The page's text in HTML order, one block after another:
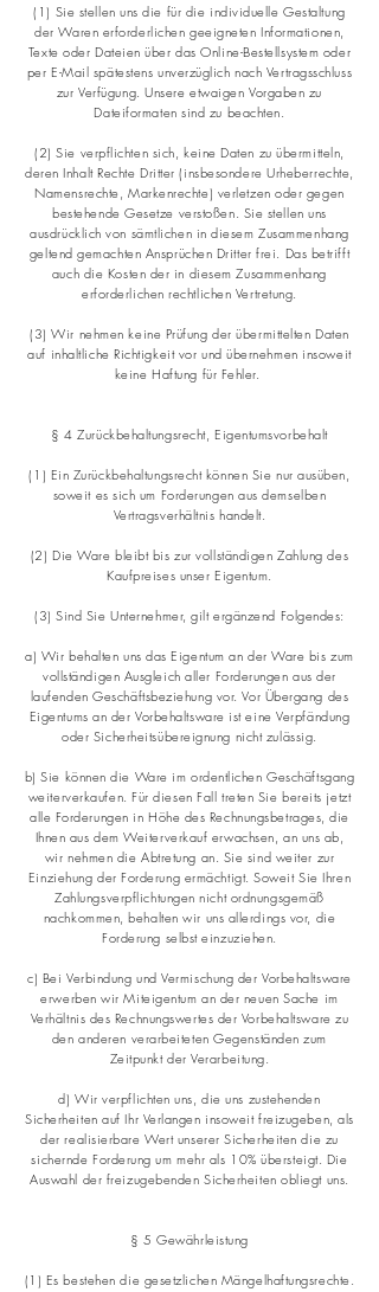
(1) Sie stellen uns die für die individuelle Gestaltung
der Waren erforderlichen geeigneten Informationen,
Texte oder Dateien über das Online-Bestellsystem oder
per E-Mail spätestens unverzüglich nach Vertragsschluss
zur Verfügung. Unsere etwaigen Vorgaben zu
Dateiformaten sind zu beachten.
(2) Sie verpflichten sich, keine Daten zu übermitteln,
deren Inhalt Rechte Dritter (insbesondere Urheberrechte,
Namensrechte, Markenrechte) verletzen oder gegen
bestehende Gesetze verstoßen. Sie stellen uns
ausdrücklich von sämtlichen in diesem Zusammenhang
geltend gemachten Ansprüchen Dritter frei. Das betrifft
auch die Kosten der in diesem Zusammenhang
erforderlichen rechtlichen Vertretung.
(3) Wir nehmen keine Prüfung der übermittelten Daten
auf inhaltliche Richtigkeit vor und übernehmen insoweit
keine Haftung für Fehler.
§ 4 Zurückbehaltungsrecht, Eigentumsvorbehalt
(1) Ein Zurückbehaltungsrecht können Sie nur ausüben,
soweit es sich um Forderungen aus demselben
Vertragsverhältnis handelt.
(2) Die Ware bleibt bis zur vollständigen Zahlung des
Kaufpreises unser Eigentum.
(3) Sind Sie Unternehmer, gilt ergänzend Folgendes:
a) Wir behalten uns das Eigentum an der Ware bis zum
vollständigen Ausgleich aller Forderungen aus der
laufenden Geschäftsbeziehung vor. Vor Übergang des
Eigentums an der Vorbehaltsware ist eine Verpfändung
oder Sicherheitsübereignung nicht zulässig.
b) Sie können die Ware im ordentlichen Geschäftsgang
weiterverkaufen. Für diesen Fall treten Sie bereits jetzt
alle Forderungen in Höhe des Rechnungsbetrages, die
Ihnen aus dem Weiterverkauf erwachsen, an uns ab,
wir nehmen die Abtretung an. Sie sind weiter zur
Einziehung der Forderung ermächtigt. Soweit Sie Ihren
Zahlungsverpflichtungen nicht ordnungsgemäß
nachkommen, behalten wir uns allerdings vor, die
Forderung selbst einzuziehen.
c) Bei Verbindung und Vermischung der Vorbehaltsware
erwerben wir Miteigentum an der neuen Sache im
Verhältnis des Rechnungswertes der Vorbehaltsware zu
den anderen verarbeiteten Gegenständen zum
Zeitpunkt der Verarbeitung.
d) Wir verpflichten uns, die uns zustehenden
Sicherheiten auf Ihr Verlangen insoweit freizugeben, als
der realisierbare Wert unserer Sicherheiten die zu
sichernde Forderung um mehr als 10% übersteigt. Die
Auswahl der freizugebenden Sicherheiten obliegt uns.
§ 5 Gewährleistung
(1) Es bestehen die gesetzlichen Mängelhaftungsrechte.